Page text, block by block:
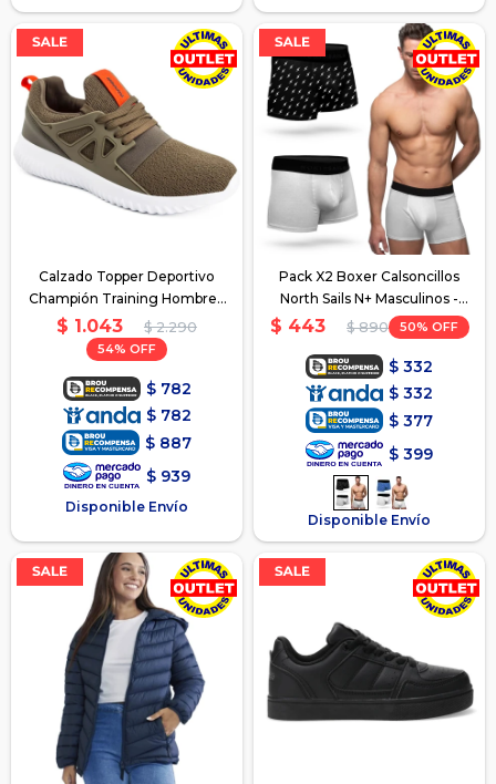
Calzado Topper Deportivo
Champión Training Hombre -
Verde-Naranja
$ 1.043 $ 2.290
54
$ 782
$ 782
$ 887
$ 939
Disponible Envío
Pack X2 Boxer Calsoncillos
North Sails N+ Masculinos -
Gris-Negro
$ 443 $ 890 50
$ 332
$ 332
$ 377
$ 399
Disponible Envío